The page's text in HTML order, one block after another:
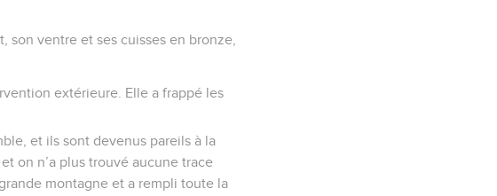
son ventre et ses cuisses en bronze,
extérieure. Elle a frappé les
et ils sont devenus pareils à la
on n’a plus trouvé aucune trace
montagne et a rempli toute la